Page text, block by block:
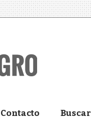
Contacto Buscar